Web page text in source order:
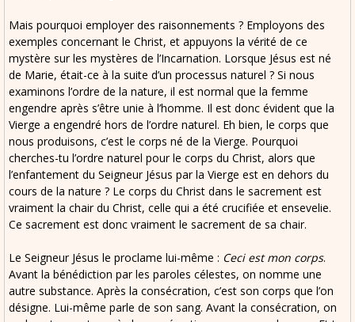
Mais pourquoi employer des raisonnements ? Employons des
exemples concernant le Christ, et appuyons la vérité de ce
mystère sur les mystères de l’Incarnation. Lorsque Jésus est né
de Marie, était-ce à la suite d’un processus naturel ? Si nous
examinons l’ordre de la nature, il est normal que la femme
engendre après s’être unie à l’homme. Il est donc évident que la
Vierge a engendré hors de l’ordre naturel. Eh bien, le corps que
nous produisons, c’est le corps né de la Vierge. Pourquoi
cherches-tu l’ordre naturel pour le corps du Christ, alors que
l’enfantement du Seigneur Jésus par la Vierge est en dehors du
cours de la nature ? Le corps du Christ dans le sacrement est
vraiment la chair du Christ, celle qui a été crucifiée et ensevelie.
Ce sacrement est donc vraiment le sacrement de sa chair.
Le Seigneur Jésus le proclame lui-même : Ceci est mon corps.
Avant la bénédiction par les paroles célestes, on nomme une
autre substance. Après la consécration, c’est son corps que l’on
désigne. Lui-même parle de son sang. Avant la consécration, on